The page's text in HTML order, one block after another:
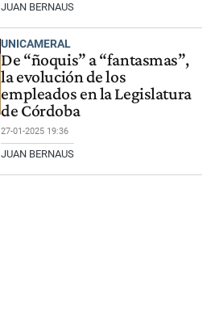
JUAN BERNAUS
UNICAMERAL
De “ñoquis” a “fantasmas”,
la evolución de los
empleados en la Legislatura
de Córdoba
27-01-2025 19:36
JUAN BERNAUS